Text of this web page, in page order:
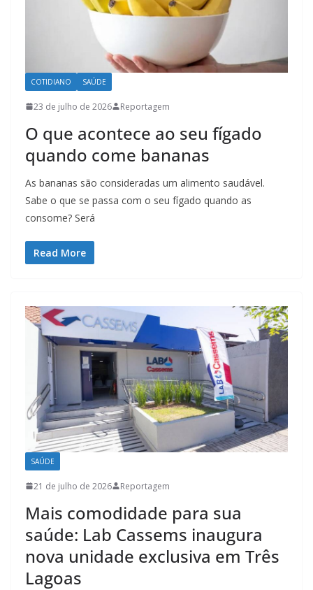
COTIDIANO SAÚDE
23 de julho de 2026 Reportagem
O que acontece ao seu fígado
quando come bananas
As bananas são consideradas um alimento saudável.
Sabe o que se passa com o seu fígado quando as
consome? Será
Read More
SAÚDE
21 de julho de 2026 Reportagem
Mais comodidade para sua
saúde: Lab Cassems inaugura
nova unidade exclusiva em Três
Lagoas